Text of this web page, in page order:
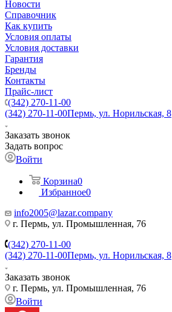
Новости
Справочник
Как купить
Условия оплаты
Условия доставки
Гарантия
Бренды
Контакты
Прайс-лист
(342) 270-11-00
(342) 270-11-00Пермь, ул. Норильская, 8
Заказать звонок
Задать вопрос
Войти
Корзина0
Избранное0
info2005@lazar.company
г. Пермь, ул. Промышленная, 76
(342) 270-11-00
(342) 270-11-00Пермь, ул. Норильская, 8
Заказать звонок
г. Пермь, ул. Промышленная, 76
Войти